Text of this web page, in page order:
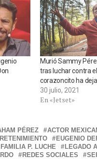
Murió Sammy
tras luchar contra
corazoncito ha
30 julio, 2021
En «Jetset»
PÉREZ ACTOR
EUGENIO
P. LUCHE LEGADO
REDES SOCIALES